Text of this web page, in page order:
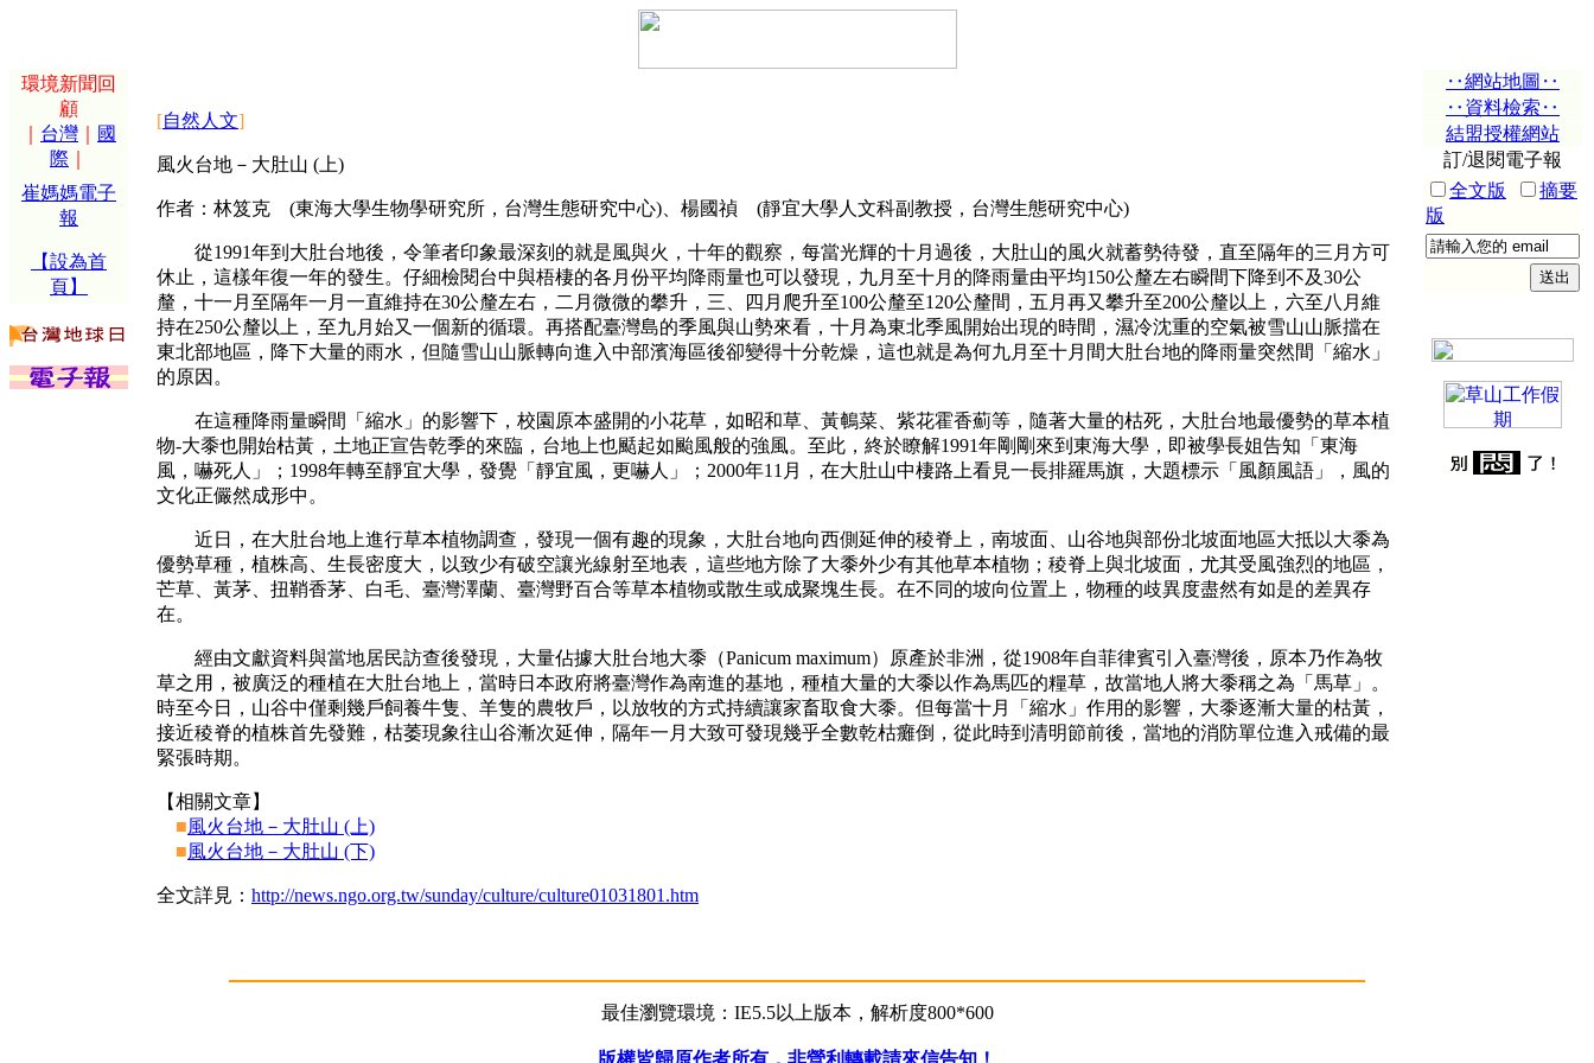
環境新聞回
顧
台灣
國
際
崔媽媽電子
報
【設為首
頁】
[自然人文]
風火台地－大肚山 (上)
作者：林笈克 (東海大學生物學研究所，台灣生態研究中心)、楊國禎 (靜宜大學人文科副教授，台灣生態研究中心)
從1991年到大肚台地後，令筆者印象最深刻的就是風與火，十年的觀察，每當光輝的十月過後，大肚山的風火就蓄勢待發，直至隔年的三月方可
休止，這樣年復一年的發生。仔細檢閱台中與梧棲的各月份平均降雨量也可以發現，九月至十月的降雨量由平均150公釐左右瞬間下降到不及30公
釐，十一月至隔年一月一直維持在30公釐左右，二月微微的攀升，三、四月爬升至100公釐至120公釐間，五月再又攀升至200公釐以上，六至八月維
持在250公釐以上，至九月始又一個新的循環。再搭配臺灣島的季風與山勢來看，十月為東北季風開始出現的時間，濕冷沈重的空氣被雪山山脈擋在
東北部地區，降下大量的雨水，但隨雪山山脈轉向進入中部濱海區後卻變得十分乾燥，這也就是為何九月至十月間大肚台地的降雨量突然間「縮水」
的原因。
在這種降雨量瞬間「縮水」的影響下，校園原本盛開的小花草，如昭和草、黃鵪菜、紫花霍香薊等，隨著大量的枯死，大肚台地最優勢的草本植
物-大黍也開始枯黃，土地正宣告乾季的來臨，台地上也颳起如颱風般的強風。至此，終於瞭解1991年剛剛來到東海大學，即被學長姐告知「東海
風，嚇死人」；1998年轉至靜宜大學，發覺「靜宜風，更嚇人」；2000年11月，在大肚山中棲路上看見一長排羅馬旗，大題標示「風顏風語」，風的
文化正儼然成形中。
近日，在大肚台地上進行草本植物調查，發現一個有趣的現象，大肚台地向西側延伸的稜脊上，南坡面、山谷地與部份北坡面地區大抵以大黍為
優勢草種，植株高、生長密度大，以致少有破空讓光線射至地表，這些地方除了大黍外少有其他草本植物；稜脊上與北坡面，尤其受風強烈的地區，
芒草、黃茅、扭鞘香茅、白毛、臺灣澤蘭、臺灣野百合等草本植物或散生或成聚塊生長。在不同的坡向位置上，物種的歧異度盡然有如是的差異存
在。
經由文獻資料與當地居民訪查後發現，大量佔據大肚台地大黍（Panicum maximum）原產於非洲，從1908年自菲律賓引入臺灣後，原本乃作為牧
草之用，被廣泛的種植在大肚台地上，當時日本政府將臺灣作為南進的基地，種植大量的大黍以作為馬匹的糧草，故當地人將大黍稱之為「馬草」。
時至今日，山谷中僅剩幾戶飼養牛隻、羊隻的農牧戶，以放牧的方式持續讓家畜取食大黍。但每當十月「縮水」作用的影響，大黍逐漸大量的枯黃，
接近稜脊的植株首先發難，枯萎現象往山谷漸次延伸，隔年一月大致可發現幾乎全數乾枯癱倒，從此時到清明節前後，當地的消防單位進入戒備的最
緊張時期。
【相關文章】
■風火台地－大肚山 (上)
■風火台地－大肚山 (下)
全文詳見： http://news.ngo.org.tw/sunday/culture/culture01031801.htm
‥網站地圖‥
‥資料檢索‥
結盟授權網站
訂/退閱電子報
全文版
摘要
版
最佳瀏覽環境：IE5.5以上版本，解析度800*600
版權皆歸原作者所有，非營利轉載請來信告知！